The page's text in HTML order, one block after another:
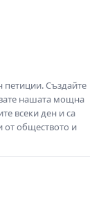
петиции. Създайте
нашата мощна
всеки ден и са
от обществото и